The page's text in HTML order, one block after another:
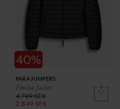
Emilia Jacket
PARAJUMPERS
4 749 SEK
2 849 SEK